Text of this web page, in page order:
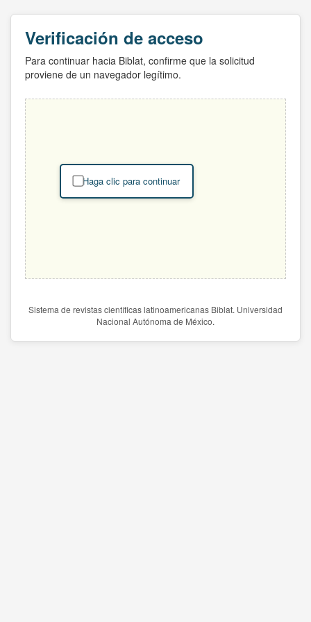
Verificación de acceso
Para continuar hacia Biblat, confirme que la solicitud
proviene de un navegador legítimo.
Haga clic para continuar
Sistema de revistas científicas latinoamericanas Biblat. Universidad
Nacional Autónoma de México.